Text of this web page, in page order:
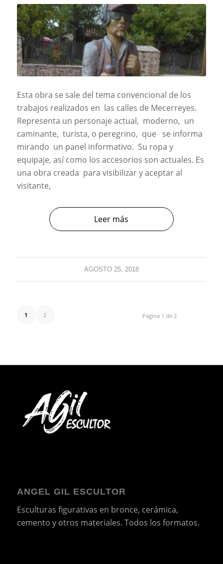
Esta obra se sale del tema convencional de los
trabajos realizados en las calles de Mecerreyes.
Representa un personaje actual, moderno, un
caminante, turista, o peregrino, que se informa
mirando un panel informativo. Su ropa y
equipaje, así como los accesorios son actuales. Es
una obra creada para visibilizar y aceptar al
visitante,
Leer más
AGOSTO 25, 2018
Página 1 de 2
1 2
ANGEL GIL ESCULTOR
Esculturas figurativas en bronce, cerámica,
cemento y otros materiales. Todos los formatos.